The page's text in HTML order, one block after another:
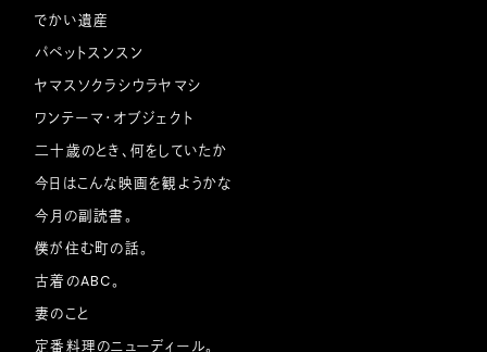
でかい遺産
パペットスンスン
ヤマスソクラシウラヤマシ
ワンテーマ・オブジェクト
二十歳のとき、何をしていたか
今日はこんな映画を観ようかな
今月の副読書。
僕が住む町の話。
古着のABC。
妻のこと
定番料理のニューディール。